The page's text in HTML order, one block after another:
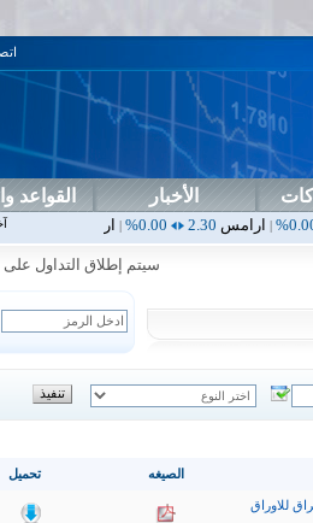
الأخبار القواعد
2.30
|اربيل 0.00
سيتم إطلاق التداول على
تحميل الصيغه
للاوراق